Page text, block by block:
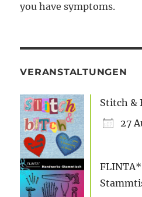
you have symptoms.
VERANSTALTUNGEN
Stitch &
27